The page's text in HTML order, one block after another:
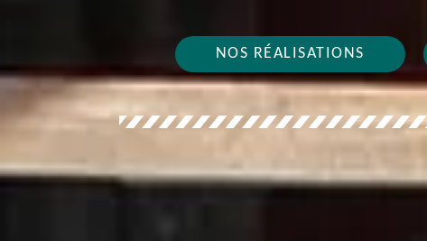
NOS RÉALISATIONS